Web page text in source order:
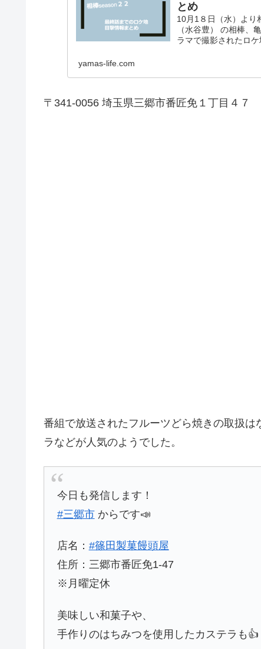
とめ
10月1８日（水）より
（水谷豊） の相棒、
ラマで撮影されたロ
yamas-life.com
〒341-0056 埼玉県三郷市番匠免１丁目４７
番組で放送されたフルーツどら焼きの取扱
ラなどが人気のようでした。
今日も発信します！
#三郷市からです📣
店名： #篠田製菓饅頭屋
住所：三郷市番匠免1-47
※月曜定休
美味しい和菓子や、
手作りのはちみつを使用したカステラも👍